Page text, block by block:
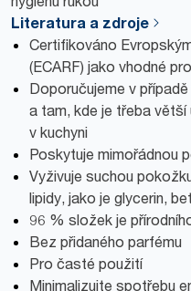
Literatura a zdroje
Certifikováno
(ECARF) jako vhodné
Doporučujeme v
a tam, kde je třeba
v kuchyni
Poskytuje mimořádnou
Vyživuje suchou
lipidy, jako je glycerin,
96 % složek je
Bez přidaného parfému
Pro časté použití
Minimalizujte spotřebu